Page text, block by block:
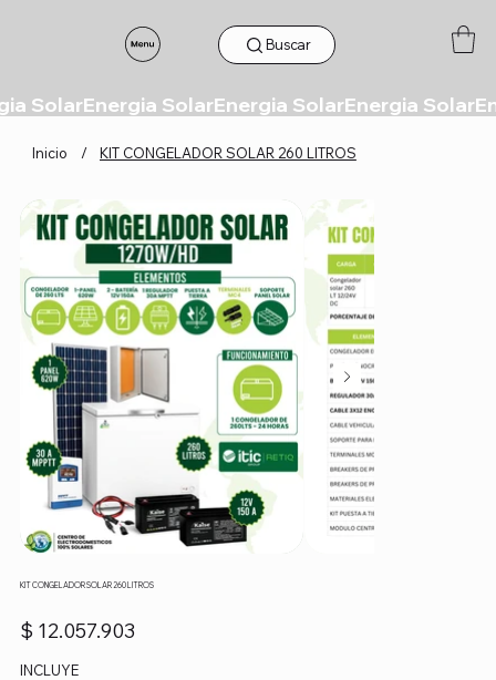
Buscar
Inicio / KIT CONGELADOR SOLAR 260 LITROS
KIT CONGELADOR SOLAR 260 LITROS
Precio
$ 12.057.903
INCLUYE